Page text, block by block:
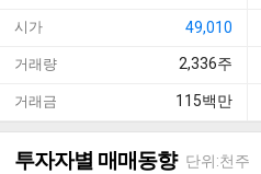
시가 49,010
거래량 2,336주
거래금 115백만
투자자별 매매동향 단위:천주